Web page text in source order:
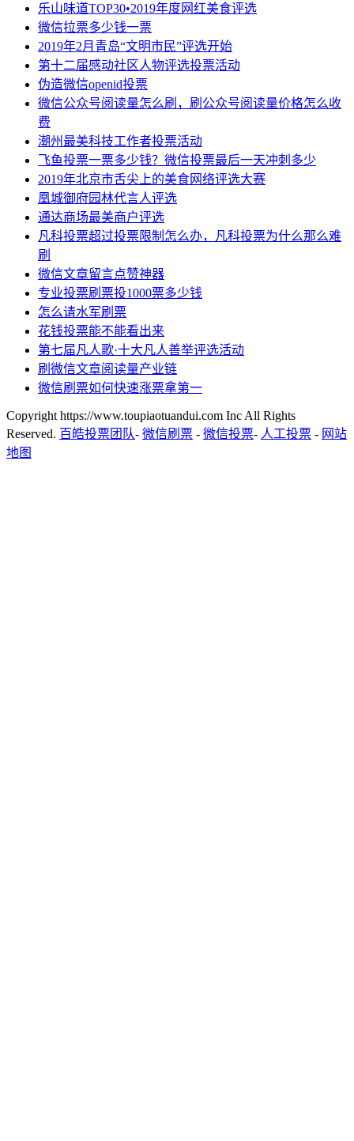
乐山味道TOP30•2019年度网红美食评选
微信拉票多少钱一票
2019年2月青岛“文明市民”评选开始
第十二届感动社区人物评选投票活动
伪造微信openid投票
微信公众号阅读量怎么刷，刷公众号阅读量价格怎么收
费
潮州最美科技工作者投票活动
飞鱼投票一票多少钱？微信投票最后一天冲刺多少
2019年北京市舌尖上的美食网络评选大赛
凰城御府园林代言人评选
通达商场最美商户评选
凡科投票超过投票限制怎么办，凡科投票为什么那么难
刷
微信文章留言点赞神器
专业投票刷票投1000票多少钱
怎么请水军刷票
花钱投票能不能看出来
第七届凡人歌·十大凡人善举评选活动
刷微信文章阅读量产业链
微信刷票如何快速涨票拿第一
Copyright https://www.toupiaotuandui.com Inc All Rights
Reserved. 百皓投票团队- 微信刷票 - 微信投票- 人工投票 - 网站
地图